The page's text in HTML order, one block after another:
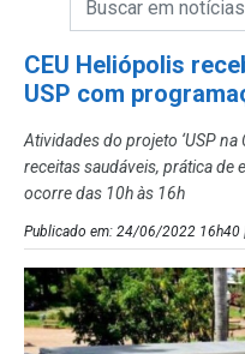
CEU Heliópolis
USP com
Atividades do projeto ‘USP
receitas saudáveis, prática de
ocorre das 10h às 16h
Publicado em: 24/06/2022